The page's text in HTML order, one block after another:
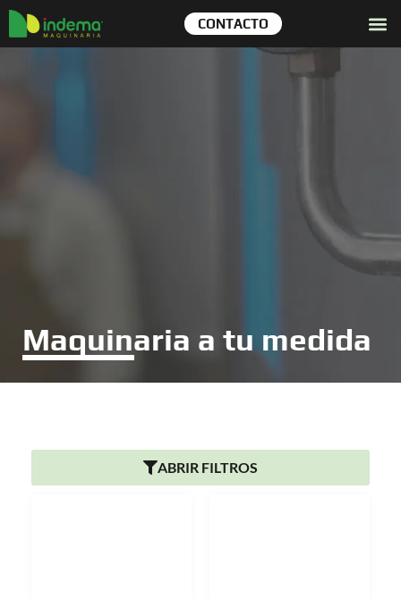
CONTACTO
Maquinaria a tu medida
ABRIR FILTROS